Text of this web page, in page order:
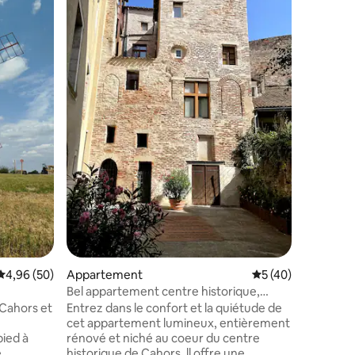
: 4,94 sur 5
moyenne sur la base de 50 commentaires : 4,96 sur 5
4,96 (50)
et
à
Appartement Évaluation
5 (40)
Bel appartement centre historique,
lumineux, calme
Entrez dans le confort et la quiétude de
cet appartement lumineux, entièrement
rénové et niché au coeur du centre